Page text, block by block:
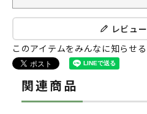
レビュ
このアイテムをみんなに知らせる
関連商品